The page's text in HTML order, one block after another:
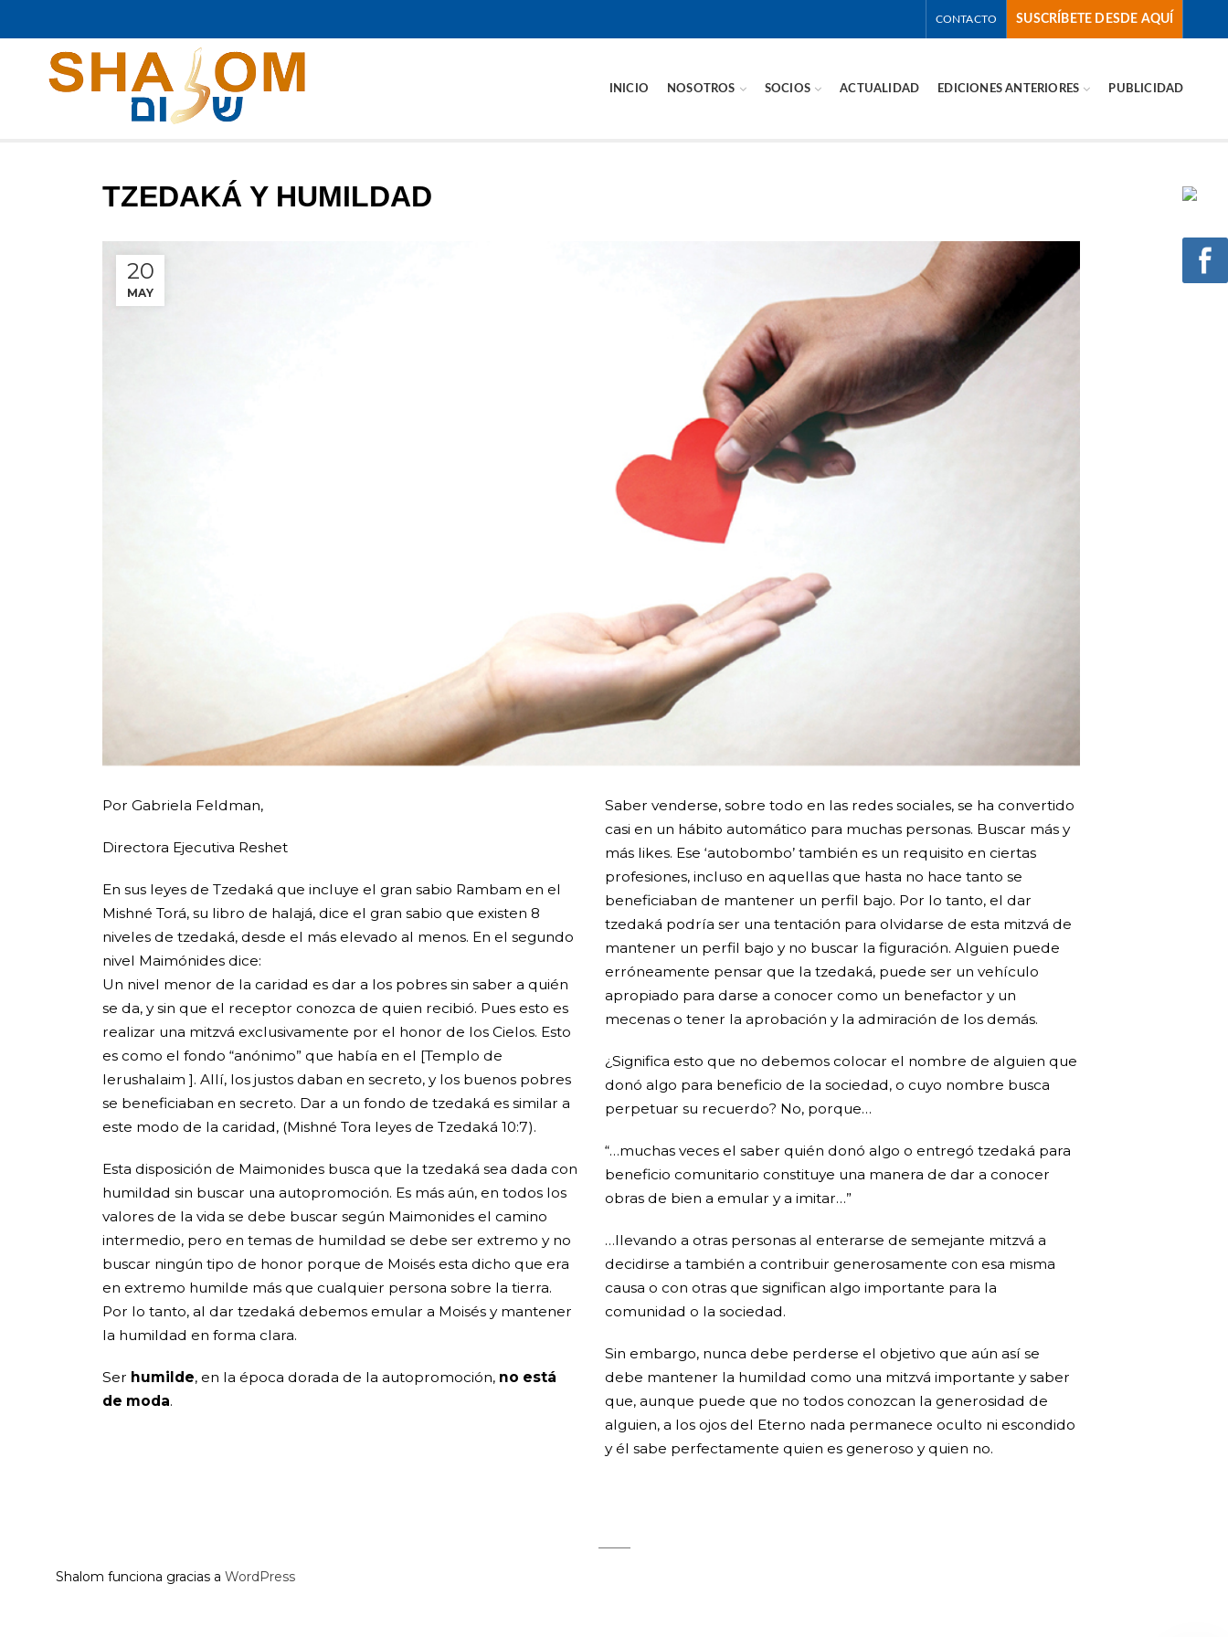
CONTACTO SUSCRÍBETE DESDE AQUÍ
INICIO NOSOTROS SOCIOS ACTUALIDAD EDICIONES ANTERIORES PUBLICIDAD
TZEDAKÁ Y HUMILDAD
20
MAY
Por Gabriela Feldman,
Directora Ejecutiva Reshet
En sus leyes de Tzedaká que incluye el gran sabio Rambam en el
Mishné Torá, su libro de halajá, dice el gran sabio que existen 8
niveles de tzedaká, desde el más elevado al menos. En el segundo
nivel Maimónides dice:
Un nivel menor de la caridad es dar a los pobres sin saber a quién
se da, y sin que el receptor conozca de quien recibió. Pues esto es
realizar una mitzvá exclusivamente por el honor de los Cielos. Esto
es como el fondo “anónimo” que había en el [Templo de
Ierushalaim ]. Allí, los justos daban en secreto, y los buenos pobres
se beneficiaban en secreto. Dar a un fondo de tzedaká es similar a
este modo de la caridad, (Mishné Tora leyes de Tzedaká 10:7).
Esta disposición de Maimonides busca que la tzedaká sea dada con
humildad sin buscar una autopromoción. Es más aún, en todos los
valores de la vida se debe buscar según Maimonides el camino
intermedio, pero en temas de humildad se debe ser extremo y no
buscar ningún tipo de honor porque de Moisés esta dicho que era
en extremo humilde más que cualquier persona sobre la tierra.
Por lo tanto, al dar tzedaká debemos emular a Moisés y mantener
la humildad en forma clara.
Ser humilde, en la época dorada de la autopromoción, no está
de moda.
Saber venderse, sobre todo en las redes sociales, se ha convertido
casi en un hábito automático para muchas personas. Buscar más y
más likes. Ese ‘autobombo’ también es un requisito en ciertas
profesiones, incluso en aquellas que hasta no hace tanto se
beneficiaban de mantener un perfil bajo. Por lo tanto, el dar
tzedaká podría ser una tentación para olvidarse de esta mitzvá de
mantener un perfil bajo y no buscar la figuración. Alguien puede
erróneamente pensar que la tzedaká, puede ser un vehículo
apropiado para darse a conocer como un benefactor y un
mecenas o tener la aprobación y la admiración de los demás.
¿Significa esto que no debemos colocar el nombre de alguien que
donó algo para beneficio de la sociedad, o cuyo nombre busca
perpetuar su recuerdo? No, porque…
“…muchas veces el saber quién donó algo o entregó tzedaká para
beneficio comunitario constituye una manera de dar a conocer
obras de bien a emular y a imitar…”
…llevando a otras personas al enterarse de semejante mitzvá a
decidirse a también a contribuir generosamente con esa misma
causa o con otras que significan algo importante para la
comunidad o la sociedad.
Sin embargo, nunca debe perderse el objetivo que aún así se
debe mantener la humildad como una mitzvá importante y saber
que, aunque puede que no todos conozcan la generosidad de
alguien, a los ojos del Eterno nada permanece oculto ni escondido
y él sabe perfectamente quien es generoso y quien no.
Shalom funciona gracias a WordPress